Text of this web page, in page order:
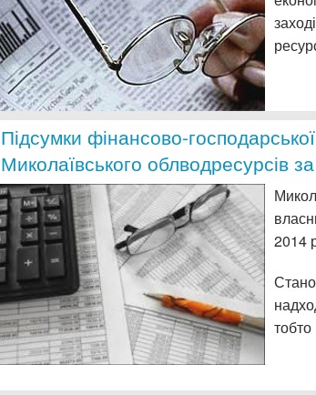
Підсумки фінансово-
Миколаївського облводресурсів
2014
тобто